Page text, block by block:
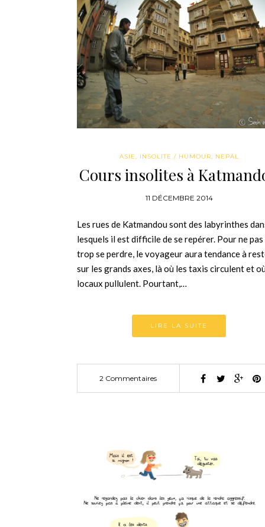
ASIE, INSOLITE / HUMOUR, NEPAL
Cours insolites à
11 DÉCEMBRE 2014
Les rues de Katmandou sont des labyrinthes
lesquels il est difficile de se repérer. Pour ne pas
trop se perdre, le voyageur aura tendance à
sur les grands axes, là où les taxis circulent et
locaux pullulent. Pourtant,…
LIRE LA SUITE
2 Commentaires